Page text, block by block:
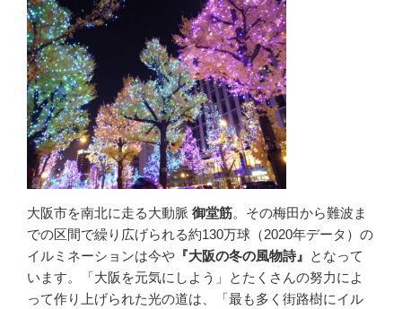
大阪市を南北に走る大動脈 御堂筋。その梅田から難波ま
での区間で繰り広げられる約130万球（2020年データ）の
イルミネーションは今や 『大阪の冬の風物詩』 となって
います。「大阪を元気にしよう」とたくさんの努力によ
って作り上げられた光の道は、「最も多く街路樹にイル